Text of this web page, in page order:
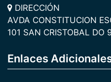
DIRECCIÓN
AVDA CONSTITUCION
101 SAN CRISTOBAL DO
Enlaces